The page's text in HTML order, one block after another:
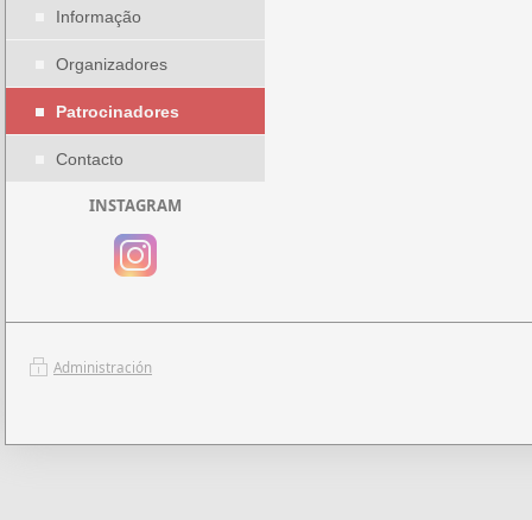
Informação
Organizadores
Patrocinadores
Contacto
INSTAGRAM
Administración